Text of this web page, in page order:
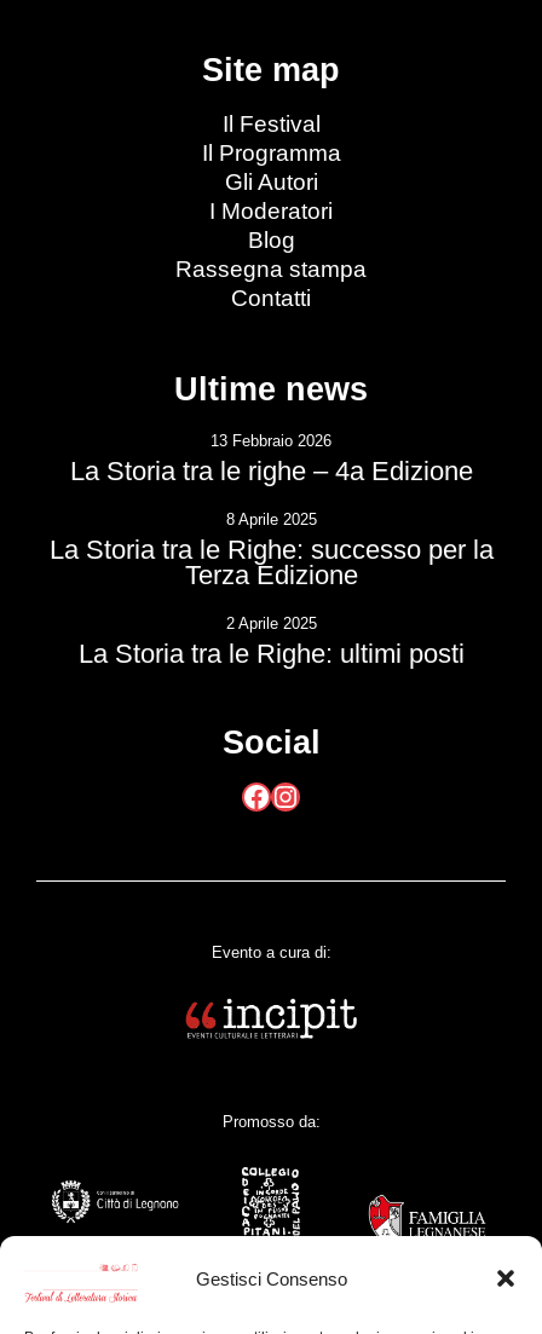
Gestisci Consenso
Site map
Il Festival
Il Programma
Gli Autori
I Moderatori
Blog
Rassegna stampa
Contatti
Ultime news
13 Febbraio 2026
La Storia tra le righe – 4a Edizione
8 Aprile 2025
La Storia tra le Righe: successo per la
Terza Edizione
2 Aprile 2025
La Storia tra le Righe: ultimi posti
Social
Facebook Instagram
Evento a cura di:
Promosso da: